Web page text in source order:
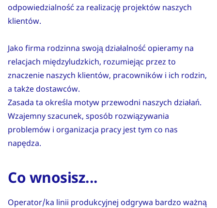
odpowiedzialność za realizację projektów naszych
klientów.
Jako firma rodzinna swoją działalność opieramy na
relacjach międzyludzkich, rozumiejąc przez to
znaczenie naszych klientów, pracowników i ich rodzin,
a także dostawców.
Zasada ta określa motyw przewodni naszych działań.
Wzajemny szacunek, sposób rozwiązywania
problemów i organizacja pracy jest tym co nas
napędza.
Co wnosisz...
Operator/ka linii produkcyjnej odgrywa bardzo ważną